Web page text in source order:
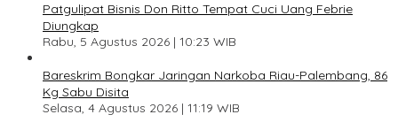
Patgulipat Bisnis Don Ritto Tempat Cuci Uang Febrie
Diungkap
Rabu, 5 Agustus 2026 | 10:23 WIB
Bareskrim Bongkar Jaringan Narkoba Riau-Palembang, 86
Kg Sabu Disita
Selasa, 4 Agustus 2026 | 11:19 WIB